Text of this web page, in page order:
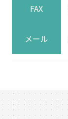
FAX
メール